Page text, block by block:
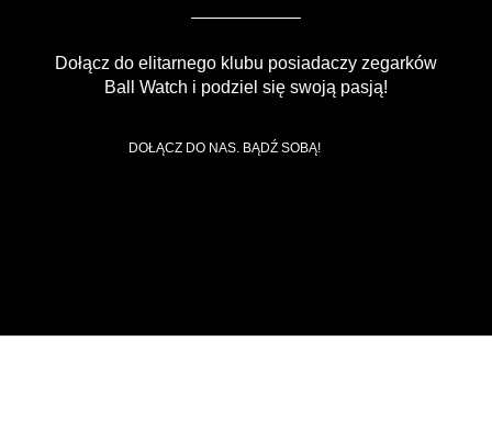
Dołącz do elitarnego klubu posiadaczy zegarków
Ball Watch i podziel się swoją pasją!
DOŁĄCZ DO NAS. BĄDŹ SOBĄ!